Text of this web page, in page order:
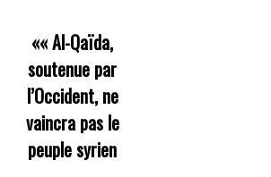
««Al-Qaïda,
soutenue par
l’Occident, ne
vaincra pas le
peuple syrien